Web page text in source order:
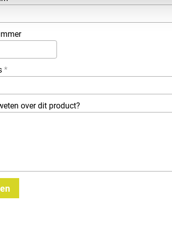
*
over dit product?